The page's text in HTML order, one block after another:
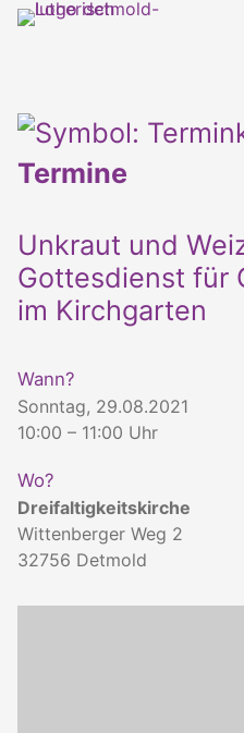
Termine
Unkraut und
Gottesdienst für
im Kirchgarten
Wann?
Sonntag, 29.08.2021
10:00 – 11:00 Uhr
Wo?
Dreifaltigkeitskirche
Wittenberger Weg 2
32756 Detmold